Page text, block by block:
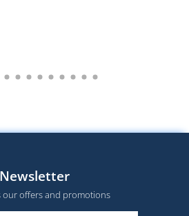
Newsletter
our offers and promotions